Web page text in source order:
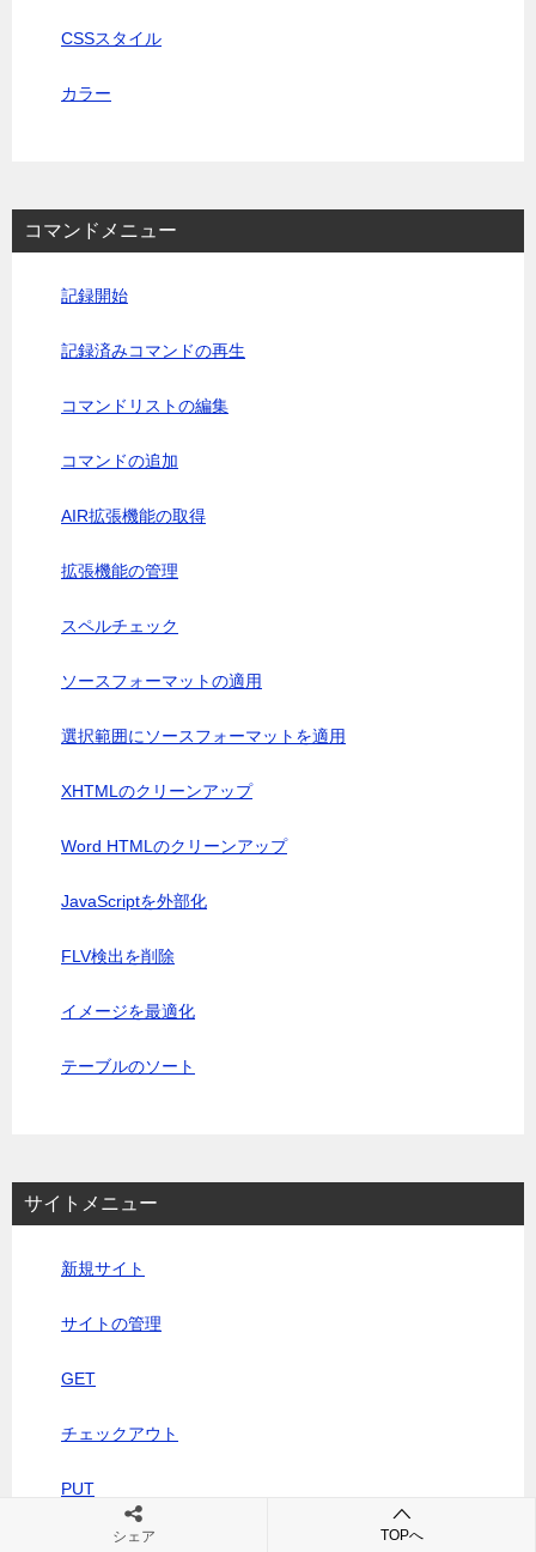
CSSスタイル
カラー
コマンドメニュー
記録開始
記録済みコマンドの再生
コマンドリストの編集
コマンドの追加
AIR拡張機能の取得
拡張機能の管理
スペルチェック
ソースフォーマットの適用
選択範囲にソースフォーマットを適用
XHTMLのクリーンアップ
Word HTMLのクリーンアップ
JavaScriptを外部化
FLV検出を削除
イメージを最適化
テーブルのソート
サイトメニュー
新規サイト
サイトの管理
GET
チェックアウト
PUT
チェックイン
シェア TOPへ